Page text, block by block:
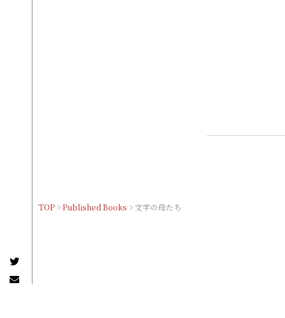
TOP>Published Books >文字の母たち